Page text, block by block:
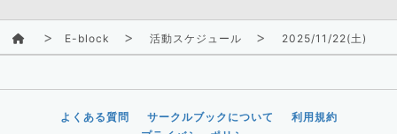
E-block 活動スケジュール 2025/11/22(土)
よくある質問 サークルブックについて
利用規約